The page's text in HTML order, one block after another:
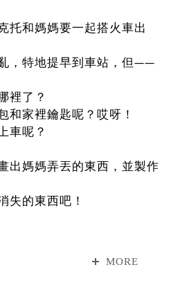
托和媽媽要一起搭火車出
，特地提早到車站，但——
裡了？
和家裡鑰匙呢？哎呀！
車呢？
出媽媽弄丟的東西，並製作
失的東西吧！
世界的說書人，用溫柔的聲
MORE